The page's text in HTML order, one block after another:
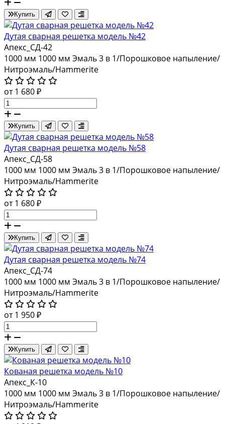
Купить
Дутая сварная решетка модель №42
Апекс_СД-42
1000 мм 1000 мм Эмаль 3 в 1/Порошковое напыление/
Нитроэмаль/Hammerite
от 1 680 ₽
Купить
Дутая сварная решетка модель №58
Апекс_СД-58
1000 мм 1000 мм Эмаль 3 в 1/Порошковое напыление/
Нитроэмаль/Hammerite
от 1 680 ₽
Купить
Дутая сварная решетка модель №74
Апекс_СД-74
1000 мм 1000 мм Эмаль 3 в 1/Порошковое напыление/
Нитроэмаль/Hammerite
от 1 950 ₽
Купить
Кованая решетка модель №10
Апекс_К-10
1000 мм 1000 мм Эмаль 3 в 1/Порошковое напыление/
Нитроэмаль/Hammerite